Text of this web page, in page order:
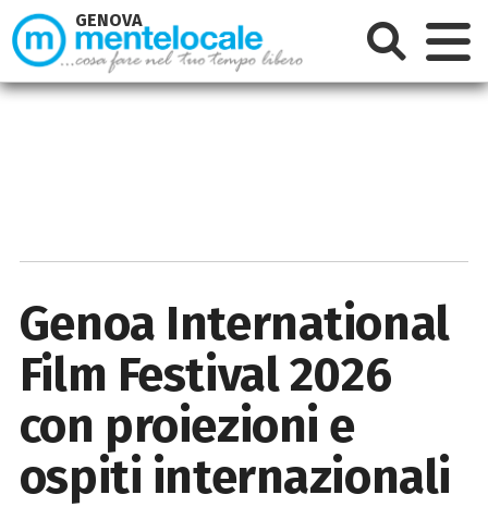
Genoa International
Film Festival 2026
con proiezioni e
ospiti internazionali
GENOVA